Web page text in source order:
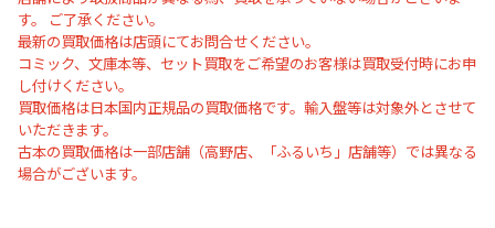
す。 ご了承ください。
最新の買取価格は店頭にてお問合せください。
コミック、文庫本等、セット買取をご希望のお客様は買取受付時にお申
し付けください。
買取価格は日本国内正規品の買取価格です。輸入盤等は対象外とさせて
いただきます。
古本の買取価格は一部店舗（高野店、「ふるいち」店舗等）では異なる
場合がございます。